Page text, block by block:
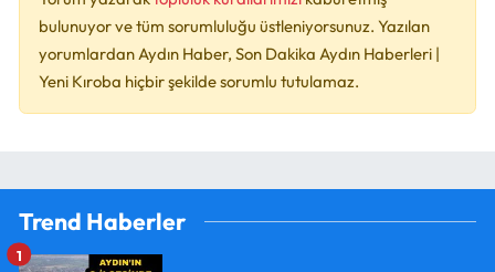
bulunuyor ve tüm sorumluluğu üstleniyorsunuz. Yazılan
yorumlardan Aydın Haber, Son Dakika Aydın Haberleri |
Yeni Kıroba hiçbir şekilde sorumlu tutulamaz.
Trend Haberler
1